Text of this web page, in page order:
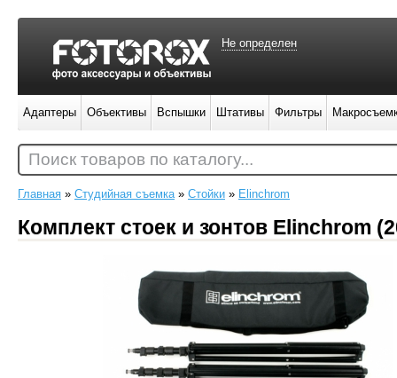
Главная » Студийная съемка» Стойки » Elinchrom
Комплект стоек и зонтов Elinchrom
Не определен
Адаптеры Объективы Вспышки Штативы Фильтры
Поиск товаров по каталогу...